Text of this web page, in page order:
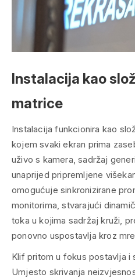
Instalacija kao
matrice
Instalacija funkcionira kao
kojem svaki ekran prima
uživo s kamera, sadržaj
unaprijed pripremljene
omogućuje sinkronizirane
monitorima, stvarajući
toka u kojima sadržaj kruži,
ponovno uspostavlja kroz
Klif pritom u fokus postavlja i
Umjesto skrivanja